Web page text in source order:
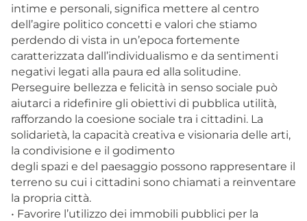
intime e personali, significa mettere al centro
dell’agire politico concetti e valori che stiamo
perdendo di vista in un’epoca fortemente
caratterizzata dall’individualismo e da sentimenti
negativi legati alla paura ed alla solitudine.
Perseguire bellezza e felicità in senso sociale può
aiutarci a ridefinire gli obiettivi di pubblica utilità,
rafforzando la coesione sociale tra i cittadini. La
solidarietà, la capacità creativa e visionaria delle arti,
la condivisione e il godimento
degli spazi e del paesaggio possono rappresentare il
terreno su cui i cittadini sono chiamati a reinventare
la propria città.
• Favorire l’utilizzo dei immobili pubblici per la